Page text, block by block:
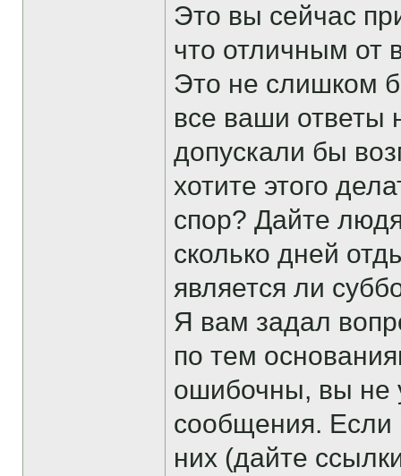
Это вы сейчас
что отличным от
Это не слишком
все ваши ответы
допускали бы
хотите этого
спор? Дайте
сколько дней
является ли
Я вам задал
по тем
ошибочны, вы не
сообщения. Если
них (дайте